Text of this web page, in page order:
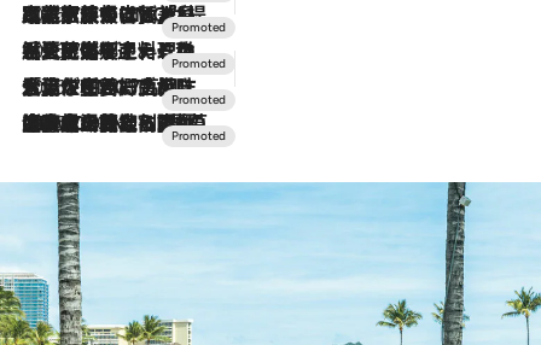
2026.7.31
【ホテル帰省】という選択肢をOMOが提案。家族とほどよい距離を保つには「昼は実家、夜は気兼ねなくホテルで！」
2026.7.24
【夏限定ディナーコース】旬を迎える稚鮎や花ズッキーニなどをイタリア・トスカーナの郷土料理の手法で満喫！
2026.7.17
「土佐和ハーブかき氷」がOMO7高知に登場！生姜、山椒、大葉など目にも舌にも涼を呼ぶ郷土の味
2026.7.10
NEW OPEN！【界 草津】名湯の地に誕生。趣の異なる2種の温泉と上州ならではの会席・蕎麦割烹など美食を味わう究極の癒やし旅